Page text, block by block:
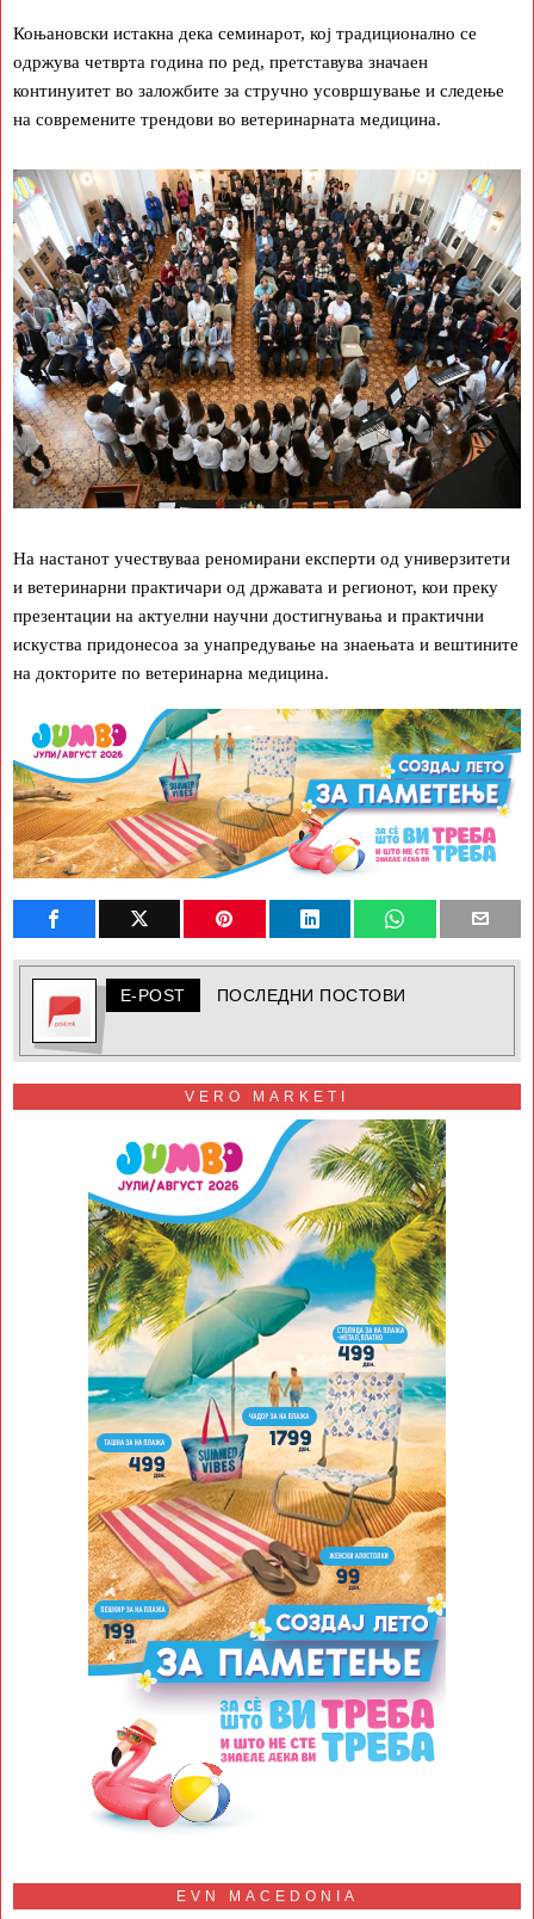
Коњановски истакна дека семинарот, кој традиционално се
одржува четврта година по ред, претставува значаен
континуитет во заложбите за стручно усовршување и следење
на современите трендови во ветеринарната медицина.
На настанот учествуваа реномирани експерти од универзитети
и ветеринарни практичари од државата и регионот, кои преку
презентации на актуелни научни достигнувања и практични
искуства придонесоа за унапредување на знаењата и вештините
на докторите по ветеринарна медицина.
E-POST ПОСЛЕДНИ ПОСТОВИ
VERO MARKETI
EVN MACEDONIA